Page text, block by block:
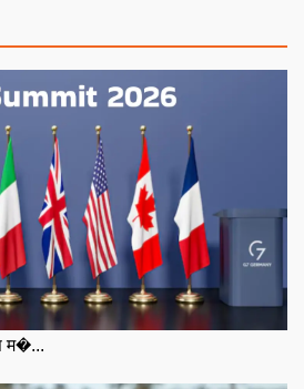
म�...